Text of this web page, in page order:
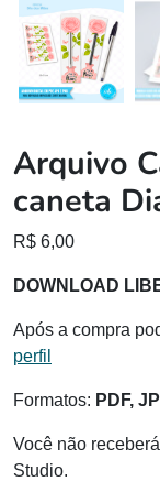
Arquivo
caneta
R$ 6,00
DOWNLOAD
Após a compra
perfil
Formatos: PDF,
Você não
Studio.